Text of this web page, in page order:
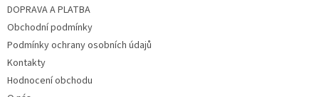
DOPRAVA A PLATBA
Obchodní podmínky
Podmínky ochrany osobních údajů
Kontakty
Hodnocení obchodu